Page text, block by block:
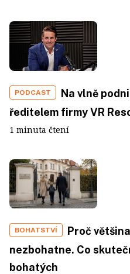
PODCAST
Na vlně
ředitelem firmy VR
1 minuta čtení
BOHATSTVÍ
Proč
nezbohatne. Co
bohatých